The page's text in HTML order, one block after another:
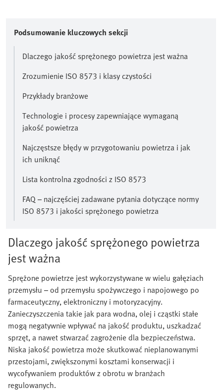
Podsumowanie kluczowych sekcji
Dlaczego jakość sprężonego powietrza jest ważna
Zrozumienie ISO 8573 i klasy czystości
Przykłady branżowe
Technologie i procesy zapewniające wymaganą
jakość powietrza
Najczęstsze błędy w przygotowaniu powietrza i jak
ich uniknąć
Lista kontrolna zgodności z ISO 8573
FAQ – najczęściej zadawane pytania dotyczące normy
ISO 8573 i jakości sprężonego powietrza
Dlaczego jakość sprężonego powietrza
jest ważna
Sprężone powietrze jest wykorzystywane w wielu gałęziach
przemysłu – od przemysłu spożywczego i napojowego po
farmaceutyczny, elektroniczny i motoryzacyjny.
Zanieczyszczenia takie jak para wodna, olej i cząstki stałe
mogą negatywnie wpływać na jakość produktu, uszkadzać
sprzęt, a nawet stwarzać zagrożenie dla bezpieczeństwa.
Niska jakość powietrza może skutkować nieplanowanymi
przestojami, zwiększonymi kosztami konserwacji i
wycofywaniem produktów z obrotu w branżach
regulowanych.